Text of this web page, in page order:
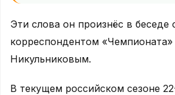
Эти слова он произнёс в беседе
корреспондентом
Никульниковым.
В текущем российском сезоне